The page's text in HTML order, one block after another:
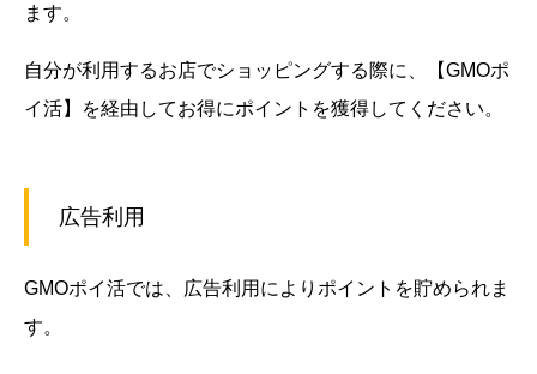
ます。
自分が利用するお店でショッピングする際に、【GMOポ
イ活】を経由してお得にポイントを獲得してください。
広告利用
GMOポイ活では、広告利用によりポイントを貯められま
す。